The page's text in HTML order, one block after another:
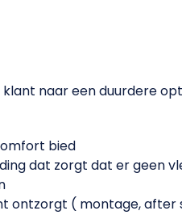
klant naar een duurdere
bied
dat zorgt dat er geen
ontzorgt ( montage, after